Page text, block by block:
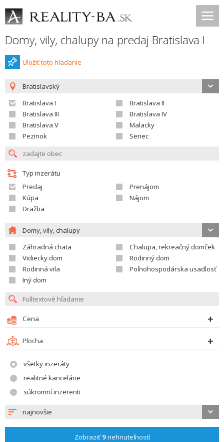
Domy, vily, chalupy na predaj Bratislava I
Uložiť toto hladanie
Bratislavský
Bratislava I
Bratislava II
Bratislava III
Bratislava IV
Bratislava V
Malacky
Pezinok
Senec
Typ inzerátu
Predaj
Prenájom
Kúpa
Nájom
Dražba
Domy, vily, chalupy
Záhradná chata
Chalupa, rekreačný domček
Vidiecky dom
Rodinný dom
Rodinná vila
Poľnohospodárska usadlosť
Iný dom
Cena
Plocha
všetky inzeráty
realitné kancelárie
súkromní inzerenti
najnovšie
Zobraziť9nehnuteľností